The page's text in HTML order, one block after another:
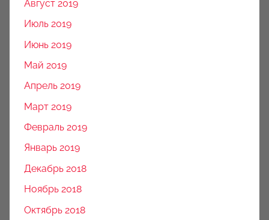
Август 2019
Июль 2019
Июнь 2019
Май 2019
Апрель 2019
Март 2019
Февраль 2019
Январь 2019
Декабрь 2018
Ноябрь 2018
Октябрь 2018